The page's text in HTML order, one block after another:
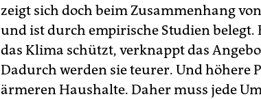
zeigt sich doch beim Zusammenhang
und ist durch empirische Studien belegt.
das Klima schützt, verknappt das
Dadurch werden sie teurer. Und höhere
ärmeren Haushalte. Daher muss jede